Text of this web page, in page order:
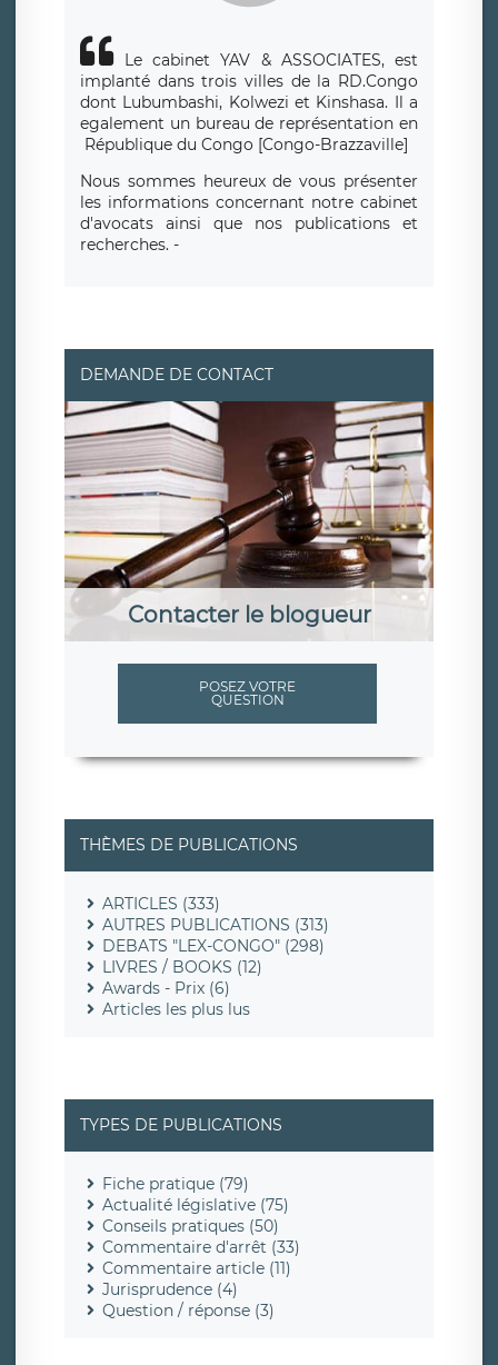
Le cabinet YAV & ASSOCIATES, est
implanté dans trois villes de la RD.Congo
dont Lubumbashi, Kolwezi et Kinshasa.
Il a
egalement un bureau de représentation en
République du Congo [Congo-Brazzaville]
Nous sommes heureux de vous présenter
les informations concernant notre cabinet
d'avocats ainsi que nos publications et
recherches. -
DEMANDE DE CONTACT
Contacter le blogueur
POSEZ VOTRE
QUESTION
THÈMES DE PUBLICATIONS
ARTICLES (333)
AUTRES PUBLICATIONS (313)
DEBATS "LEX-CONGO" (298)
LIVRES / BOOKS (12)
Awards - Prix (6)
Articles les plus lus
TYPES DE PUBLICATIONS
Fiche pratique (79)
Actualité législative (75)
Conseils pratiques (50)
Commentaire d'arrêt (33)
Commentaire article (11)
Jurisprudence (4)
Question / réponse (3)